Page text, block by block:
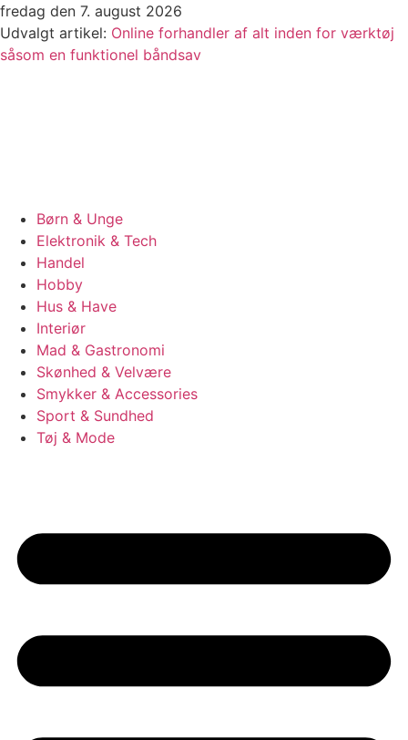
Videre
til
indhold
fredag den 7. august 2026
Udvalgt artikel: Online forhandler af alt inden for værktøj
såsom en funktionel båndsav
Børn & Unge
Elektronik & Tech
Handel
Hobby
Hus & Have
Interiør
Mad & Gastronomi
Skønhed & Velvære
Smykker & Accessories
Sport & Sundhed
Tøj & Mode